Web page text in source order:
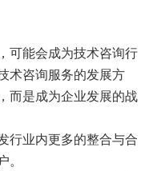
可能会成为技术咨询行
术咨询服务的发展方
而是成为企业发展的战
行业内更多的整合与合